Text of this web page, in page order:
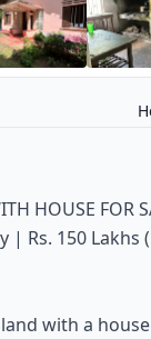
HOUSE
| Rs. 150 Lakhs
with a